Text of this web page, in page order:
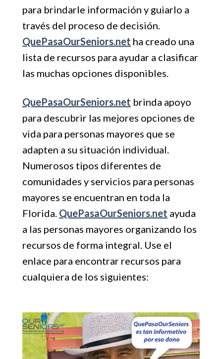
para brindarle información y guiarlo a
través del proceso de decisión.
QuePasaOurSeniors.net ha creado una
lista de recursos para ayudar a clasificar
las muchas opciones disponibles.
QuePasaOurSeniors.net brinda apoyo
para descubrir las mejores opciones de
vida para personas mayores que se
adapten a su situación individual.
Numerosos tipos diferentes de
comunidades y servicios para personas
mayores se encuentran en toda la
Florida. QuePasaOurSeniors.net ayuda
a las personas mayores organizando los
recursos de forma integral. Use el
enlace para encontrar recursos para
cualquiera de los siguientes: